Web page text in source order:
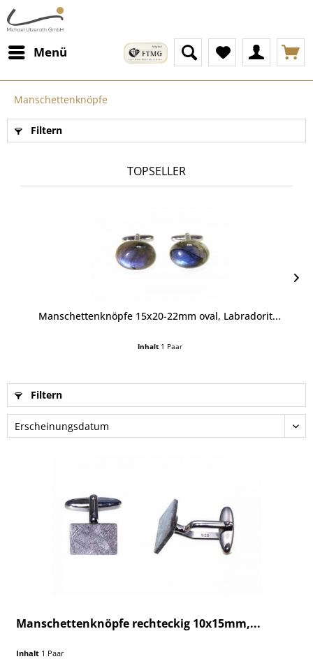
Menü
Manschettenknöpfe
Filtern
TOPSELLER
Manschettenknöpfe 15x20-22mm oval, Labradorit...
Inhalt 1 Paar
Filtern
Manschettenknöpfe rechteckig 10x15mm,...
Inhalt 1 Paar